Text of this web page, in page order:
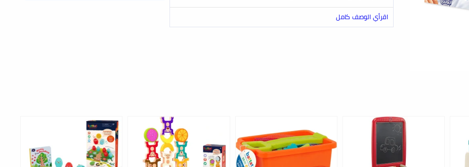
اقرأي الوصف كامل